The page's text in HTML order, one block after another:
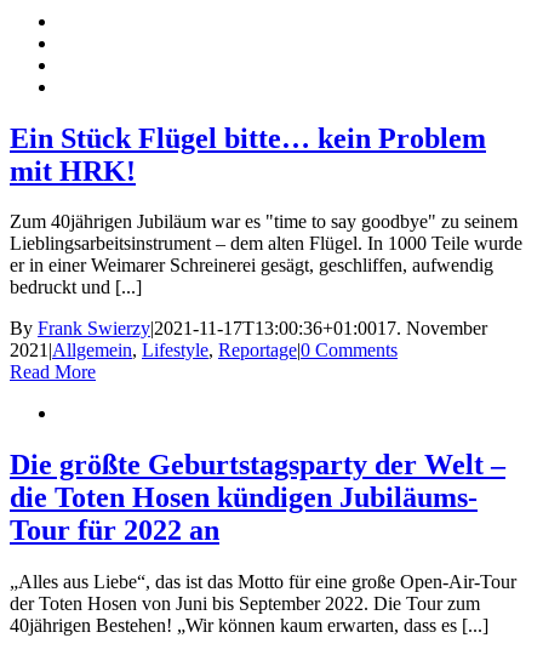
Ein Stück Flügel bitte… kein Problem
mit HRK!
Zum 40jährigen Jubiläum war es "time to say goodbye" zu seinem
Lieblingsarbeitsinstrument – dem alten Flügel. In 1000 Teile wurde
er in einer Weimarer Schreinerei gesägt, geschliffen, aufwendig
bedruckt und [...]
By Frank Swierzy|2021-11-17T13:00:36+01:0017. November
2021|Allgemein, Lifestyle, Reportage|0 Comments
Read More
Die größte Geburtstagsparty der Welt –
die Toten Hosen kündigen Jubiläums-
Tour für 2022 an
„Alles aus Liebe“, das ist das Motto für eine große Open-Air-Tour
der Toten Hosen von Juni bis September 2022. Die Tour zum
40jährigen Bestehen! „Wir können kaum erwarten, dass es [...]